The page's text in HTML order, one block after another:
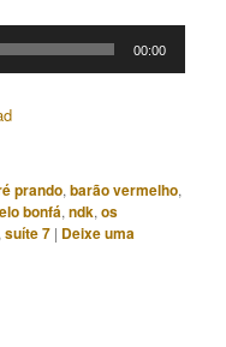
00:00
prando,barão vermelho,
bonfá,ndk,os
,suíte 7 | Deixe uma